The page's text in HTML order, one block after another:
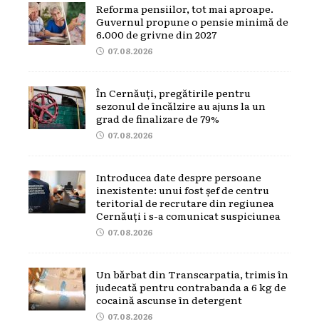
Reforma pensiilor, tot mai aproape.
Guvernul propune o pensie minimă de
6.000 de grivne din 2027
07.08.2026
În Cernăuți, pregătirile pentru
sezonul de încălzire au ajuns la un
grad de finalizare de 79%
07.08.2026
Introducea date despre persoane
inexistente: unui fost șef de centru
teritorial de recrutare din regiunea
Cernăuți i s-a comunicat suspiciunea
07.08.2026
Un bărbat din Transcarpatia, trimis în
judecată pentru contrabanda a 6 kg de
cocaină ascunse în detergent
07.08.2026